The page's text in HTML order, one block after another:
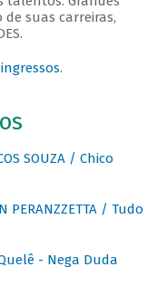
de suas carreiras,
.
SOUZA / Chico
PERANZZETTA / Tudo
- Nega Duda